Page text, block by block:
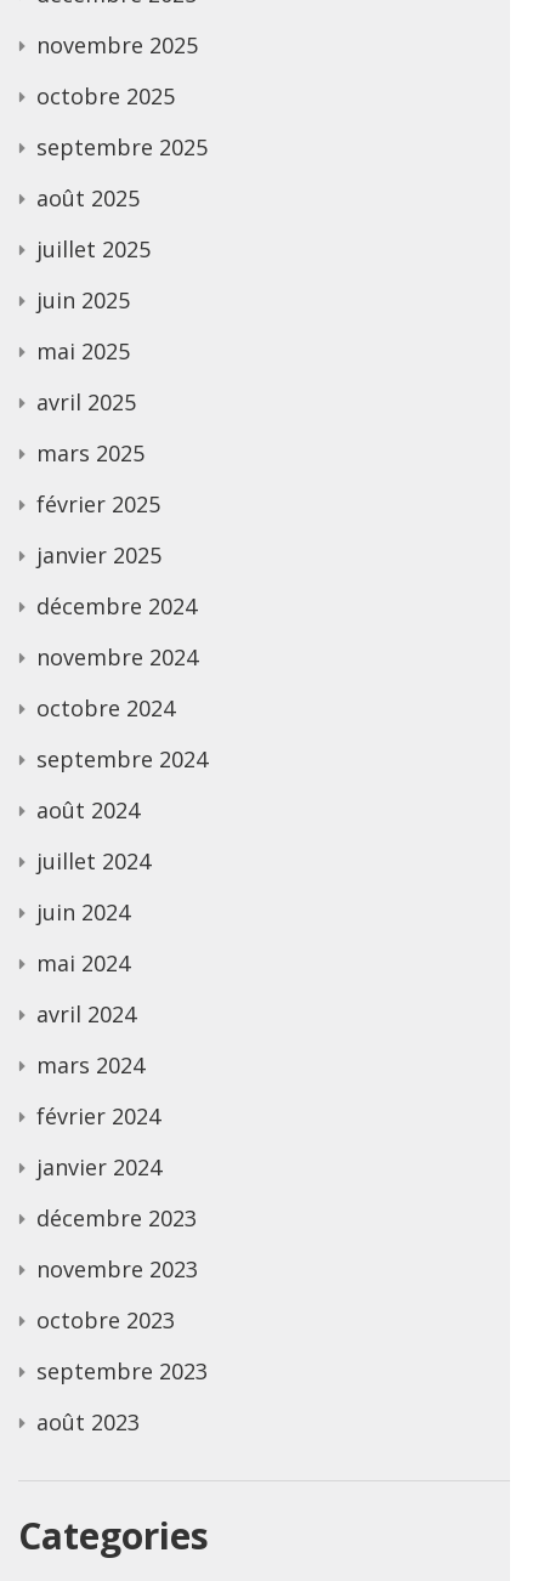
novembre 2025
octobre 2025
septembre 2025
août 2025
juillet 2025
juin 2025
mai 2025
avril 2025
mars 2025
février 2025
janvier 2025
décembre 2024
novembre 2024
octobre 2024
septembre 2024
août 2024
juillet 2024
juin 2024
mai 2024
avril 2024
mars 2024
février 2024
janvier 2024
décembre 2023
novembre 2023
octobre 2023
septembre 2023
août 2023
Categories